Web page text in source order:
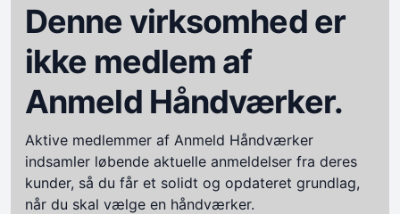
Denne virksomhed er
ikke medlem af
Anmeld Håndværker.
Aktive medlemmer af Anmeld Håndværker
indsamler løbende aktuelle anmeldelser fra deres
kunder, så du får et solidt og opdateret grundlag,
når du skal vælge en håndværker.